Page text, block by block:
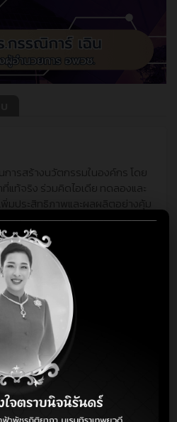
การสร้างนวัตกรรมในองค์กร โดย
แท้จริง ร่วมคิดไอเดีย ทดลองและ
มประสิทธิภาพและผลผลิตอย่างคุ้ม
ในการขับเคลื่อนการ
ละมีประสิทธิผลในงานจริง